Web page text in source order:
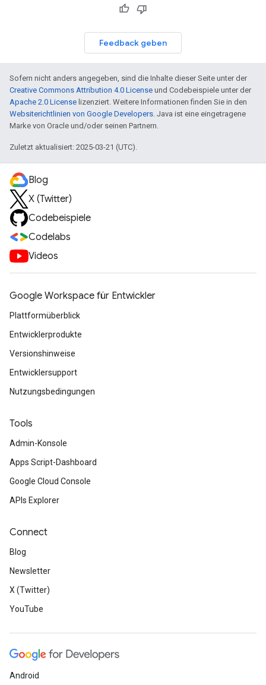
Feedback geben
Sofern nicht anders angegeben, sind die Inhalte dieser Seite unter der
Creative Commons Attribution 4.0 License und Codebeispiele unter der
Apache 2.0 License lizenziert. Weitere Informationen finden Sie in den
Websiterichtlinien von Google Developers. Java ist eine eingetragene
Marke von Oracle und/oder seinen Partnern.
Zuletzt aktualisiert: 2025-03-21 (UTC).
Blog
X (Twitter)
Codebeispiele
Codelabs
Videos
Google Workspace für Entwickler
Plattformüberblick
Entwicklerprodukte
Versionshinweise
Entwicklersupport
Nutzungsbedingungen
Tools
Admin-Konsole
Apps Script-Dashboard
Google Cloud Console
APIs Explorer
Connect
Blog
Newsletter
X (Twitter)
YouTube
Android